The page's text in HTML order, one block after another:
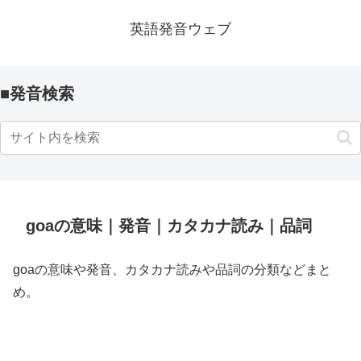
英語発音ウェブ
■発音検索
goaの意味｜発音｜カタカナ読み｜品詞
goaの意味や発音、カタカナ読みや品詞の分類などまと
め。